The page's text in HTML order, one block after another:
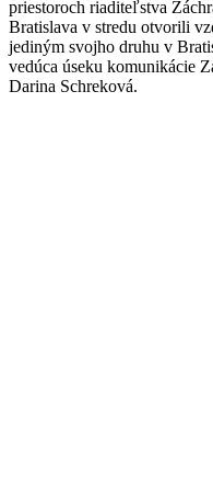
priestoroch riaditeľstva
Bratislava v stredu otvorili
jediným svojho druhu v
vedúca úseku komunikácie
Darina Schreková.